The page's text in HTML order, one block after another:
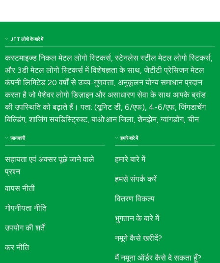
JTT लोगो के बारे में
कस्टमाइज्ड निकल मेटल लोगो स्टिकर्स, स्टेनलेस स्टील मेटल लोगो स्टिकर्स,
और 3डी मेटल लोगो स्टिकर्स में विशेषज्ञता के साथ, जेटीटी प्रेसिजन मेटल
कंपनी लिमिटेड 20 वर्षों से उच्च-गुणवत्ता, अनुकूलन योग्य समाधान प्रदान
करता है जो पेशेवर लोगो डिज़ाइन और असाधारण सेवा के साथ आपके ब्रांड
की उपस्थिति को बढ़ाते हैं। पता: (यूनिट डी, 6/एफ), 4-6/एफ, जिंगडाचेंग
बिल्डिंग, शाजिंग सबडिस्ट्रिक्ट, बाओ'आन जिला, शेनझेन, ग्वांगडोंग, चीन
जानकारी
सहायता एवं अक्सर पूछे जाने वाले
प्रश्न
वापस नीती
गोपनीयता नीति
उपयोग की शर्तें
कर नीति
हमारे बारे में
हमारे बारे में
हमसे संपर्क करें
वितरण विकल्प
भुगतान के बारे में
नमूने कैसे खरीदें?
मैं नमूना ऑर्डर कैसे दे सकता हूँ?